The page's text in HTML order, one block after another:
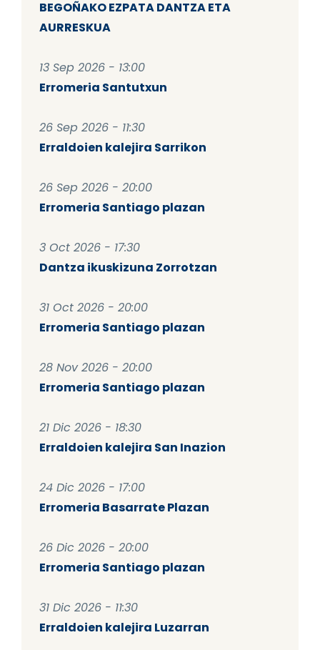
BEGOÑAKO EZPATA DANTZA ETA
AURRESKUA
13 Sep 2026 - 13:00
Erromeria Santutxun
26 Sep 2026 - 11:30
Erraldoien kalejira Sarrikon
26 Sep 2026 - 20:00
Erromeria Santiago plazan
3 Oct 2026 - 17:30
Dantza ikuskizuna Zorrotzan
31 Oct 2026 - 20:00
Erromeria Santiago plazan
28 Nov 2026 - 20:00
Erromeria Santiago plazan
21 Dic 2026 - 18:30
Erraldoien kalejira San Inazion
24 Dic 2026 - 17:00
Erromeria Basarrate Plazan
26 Dic 2026 - 20:00
Erromeria Santiago plazan
31 Dic 2026 - 11:30
Erraldoien kalejira Luzarran